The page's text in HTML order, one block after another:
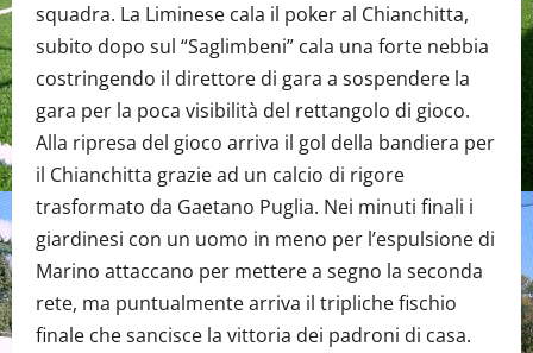
squadra. La Liminese cala il poker al Chianchitta,
subito dopo sul “Saglimbeni” cala una forte nebbia
costringendo il direttore di gara a sospendere la
gara per la poca visibilità del rettangolo di gioco.
Alla ripresa del gioco arriva il gol della bandiera per
il Chianchitta grazie ad un calcio di rigore
trasformato da Gaetano Puglia. Nei minuti finali i
giardinesi con un uomo in meno per l’espulsione di
Marino attaccano per mettere a segno la seconda
rete, ma puntualmente arriva il tripliche fischio
finale che sancisce la vittoria dei padroni di casa.